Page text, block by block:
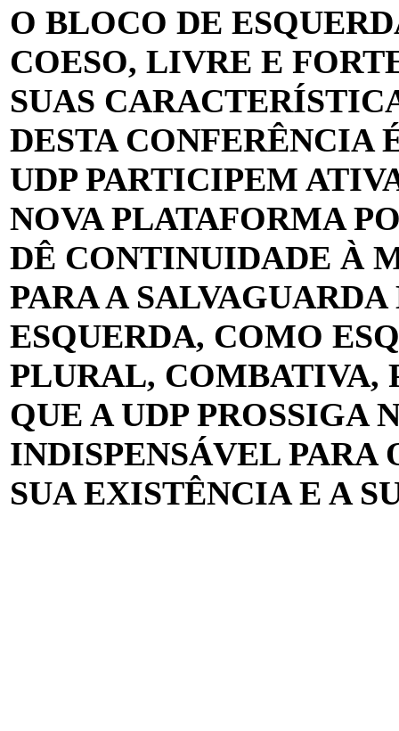
O BLOCO DE
COESO, LIVRE E
SUAS
DESTA CONFERÊNCIA
UDP PARTICIPEM
NOVA PLATAFORMA
DÊ CONTINUIDADE À
PARA A
ESQUERDA, COMO
PLURAL, COMBATIVA,
QUE A UDP PROSSIGA
INDISPENSÁVEL PARA
SUA EXISTÊNCIA E A